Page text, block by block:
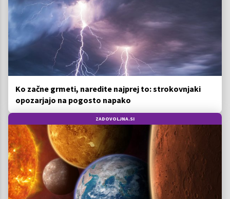
Ko začne grmeti, naredite najprej to: strokovnjaki
opozarjajo na pogosto napako
ZADOVOLJNA.SI